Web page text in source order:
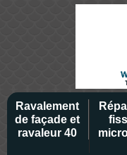
Ravalement
de façade et
ravaleur 40